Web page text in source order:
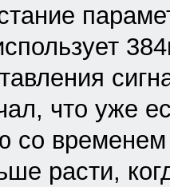
что уже
со временем
расти,